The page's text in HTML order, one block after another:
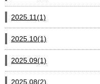
2025.11(1)
2025.10(1)
2025.09(1)
2025.08(2)